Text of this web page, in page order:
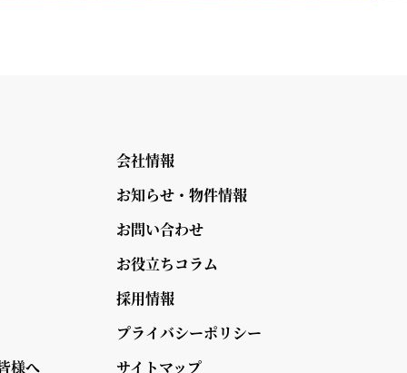
様へ
会社情報
お知らせ・物件情報
お問い合わせ
お役立ちコラム
採用情報
プライバシーポリシー
サイトマップ